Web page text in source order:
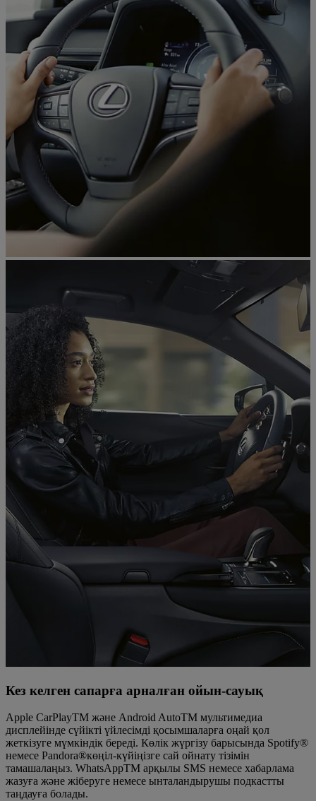
Кез келген сапарға арналған ойын-сауық
Apple CarPlayTM және Android AutoTM мультимедиа
дисплейінде сүйікті үйлесімді қосымшаларға оңай қол
жеткізуге мүмкіндік береді. Көлік жүргізу барысында Spotify®
немесе Pandora®көңіл-күйіңізге сай ойнату тізімін
тамашалаңыз. WhatsAppTM арқылы SMS немесе хабарлама
жазуға және жіберуге немесе ынталандырушы подкастты
таңдауға болады.